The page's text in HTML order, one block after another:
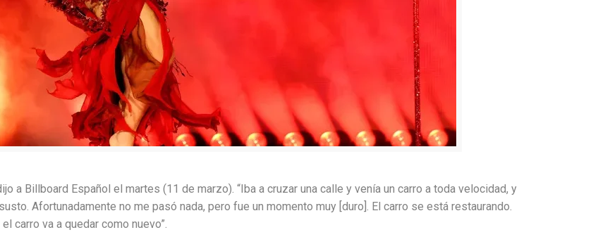
a Billboard Español el martes (11 de marzo). “Iba a cruzar una calle y venía un carro a toda velocidad, y
Afortunadamente no me pasó nada, pero fue un momento muy [duro]. El carro se está restaurando.
carro va a quedar como nuevo”.